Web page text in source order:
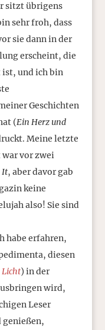
sitzt übrigens
sehr froh, dass
sie dann in der
erscheint, die
ist, und ich bin
Geschichten
(Ein Herz und
Meine letzte
vor zwei
It, aber davor gab
keine
also! Sie sind
habe erfahren,
diesen
Licht) in der
wird,
Leser
genießen,